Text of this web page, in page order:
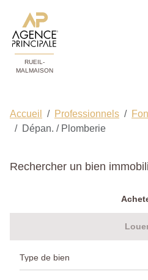
RUEIL-
MALMAISON
Accueil Professionnels
Dépan. / Plomberie
Rechercher un bien